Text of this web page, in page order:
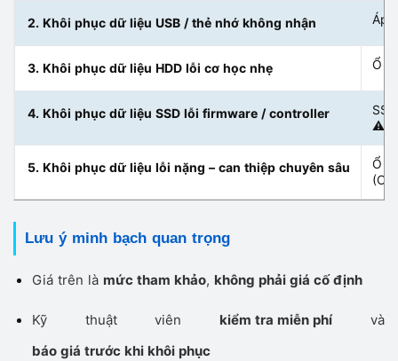
2. Khôi phục dữ liệu USB / thẻ nhớ không nhận Áp
3. Khôi phục dữ liệu HDD lỗi cơ học nhẹ Ổ
4. Khôi phục dữ liệu SSD lỗi firmware / controller
⚠
5. Khôi phục dữ liệu lỗi nặng – can thiệp chuyên sâu
Ổ
Lưu ý minh bạch quan trọng
Giá trên là mức tham khảo, không phải giá cố định
Kỹ thuật viên kiểm tra miễn phívà
báo giá trước khi khôi phục